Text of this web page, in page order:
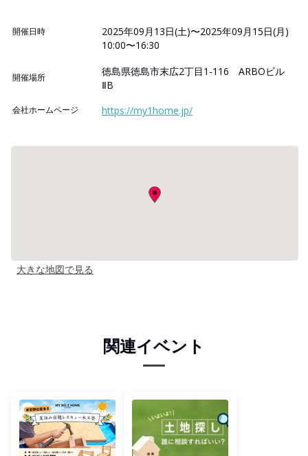
開催日時
2025年09月13日(土)〜2025年09月15日(月)
10:00〜16:30
開催場所
徳島県徳島市末広2丁目1-116 ARBOビル
ⅡB
会社ホームページ https://my1home.jp/
大きな地図で見る
関連イベント